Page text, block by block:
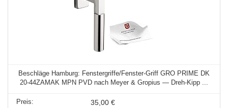
Beschläge Hamburg: Fenstergriffe/Fenster-Griff GRO PRIME DK
20-44ZAMAK MPN PVD nach Meyer & Gropius — Dreh-Kipp ...
35,00 €